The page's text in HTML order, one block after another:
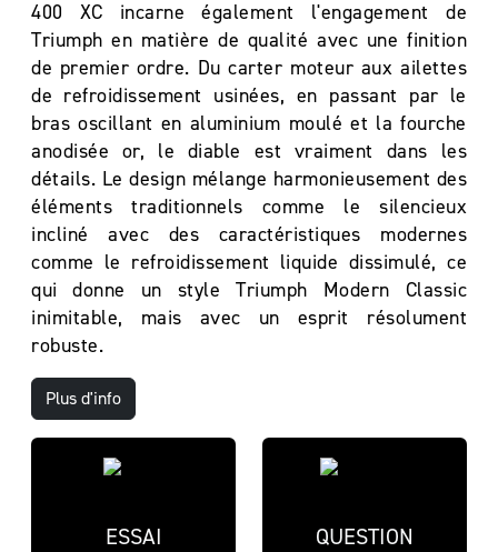
400 XC incarne également l'engagement de
Triumph en matière de qualité avec une finition
de premier ordre. Du carter moteur aux ailettes
de refroidissement usinées, en passant par le
bras oscillant en aluminium moulé et la fourche
anodisée or, le diable est vraiment dans les
détails. Le design mélange harmonieusement des
éléments traditionnels comme le silencieux
incliné avec des caractéristiques modernes
comme le refroidissement liquide dissimulé, ce
qui donne un style Triumph Modern Classic
inimitable, mais avec un esprit résolument
robuste.
Plus d'info
ESSAI QUESTION